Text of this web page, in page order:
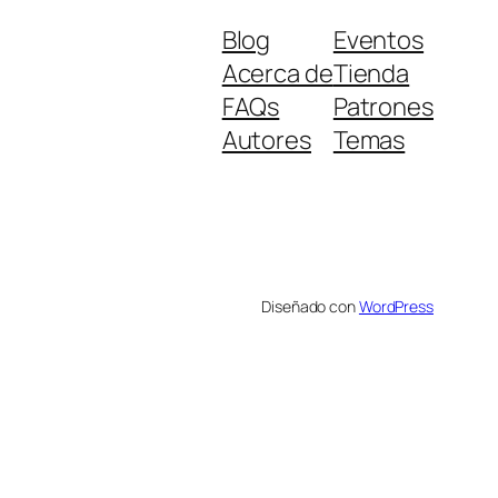
Blog
Acerca de
FAQs
Autores
Eventos
Tienda
Patrones
Temas
Diseñado conWordPress